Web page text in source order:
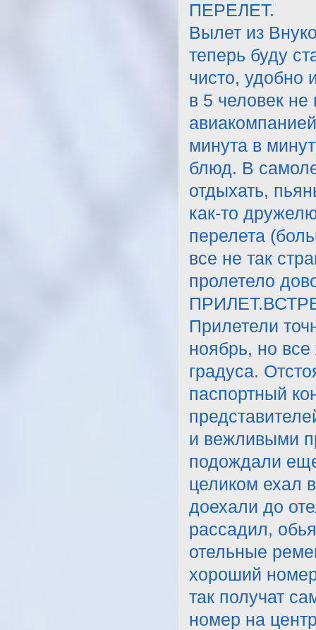
ПЕРЕЛЕТ.
Вылет из
теперь буду
чисто, удобно
в 5 человек не
минута в
блюд. В
отдыхать,
как-то
перелета
все не так
пролетело
Прилетели
ноябрь, но
градуса.
паспортный
и вежливыми
подождали
целиком ехал
доехали до
рассадил,
отельные
хороший
так получат
номер на